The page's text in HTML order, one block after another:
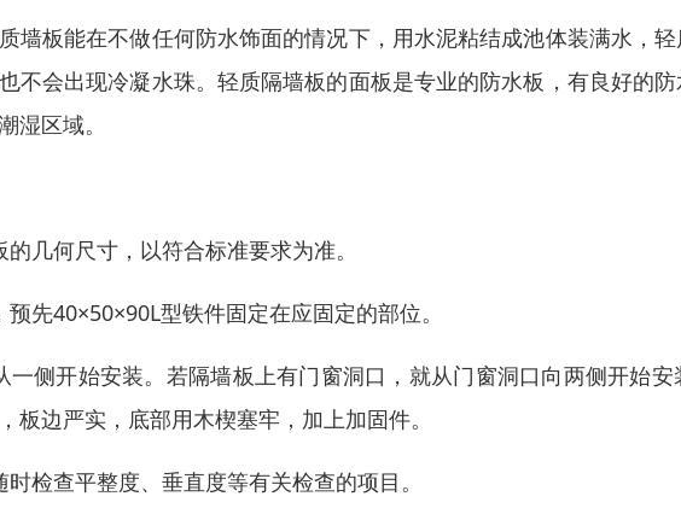
墙板能在不做任何防水饰面的情况下，用水泥粘结成池体装满水，
不会出现冷凝水珠。轻质隔墙板的面板是专业的防水板，有良好的
湿区域。
几何尺寸，以符合标准要求为准。
先40×50×90L型铁件固定在应固定的部位。
一侧开始安装。若隔墙板上有门窗洞口，就从门窗洞口向两侧开始
板边严实，底部用木楔塞牢，加上加固件。
检查平整度、垂直度等有关检查的项目。